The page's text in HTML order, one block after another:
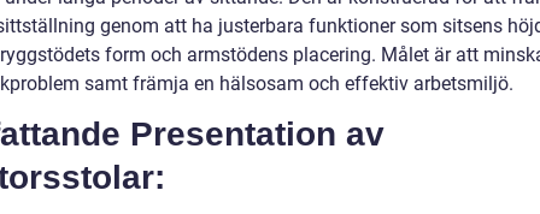
genom att ha justerbara funktioner som sitsens
form och armstödens placering. Målet är att
samt främja en hälsosam och effektiv arbetsmiljö.
Presentation av